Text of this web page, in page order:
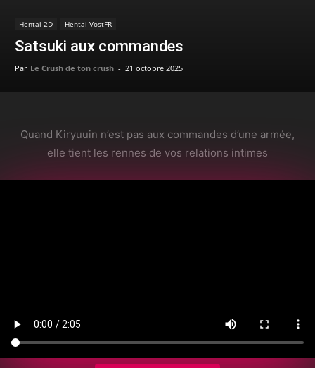
Hentai 2D Hentai VostFR
Satsuki aux commandes
Par Le Crush de ton crush - 21 octobre 2025
Quand Kiryuuin n’est pas aux commandes d’une armée,
elle tient les rennes de vos relations intimes